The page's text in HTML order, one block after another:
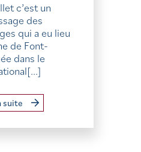
c’est un
des
qui a eu lieu
de Font-
dans le
suite